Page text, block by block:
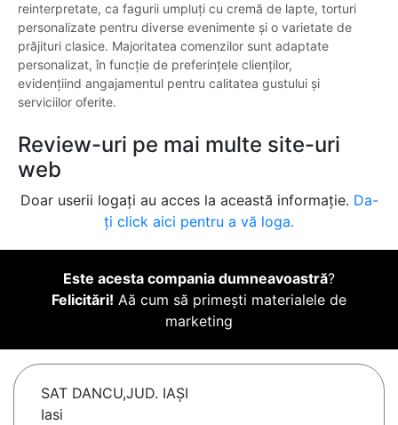
reinterpretate, ca fagurii umpluți cu cremă de lapte, torturi
personalizate pentru diverse evenimente și o varietate de
prăjituri clasice. Majoritatea comenzilor sunt adaptate
personalizat, în funcție de preferințele clienților,
evidențiind angajamentul pentru calitatea gustului și
serviciilor oferite.
Review-uri pe mai multe site-uri
web
Doar userii logați au acces la această informație. Da-
ți click aici pentru a vă loga.
Este acesta compania dumneavoastră?
Felicitări! Aă cum să primești materialele de
marketing
SAT DANCU,JUD. IAȘI
Iasi